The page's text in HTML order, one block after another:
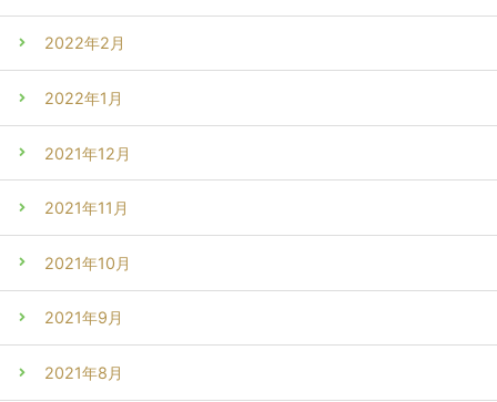
2022年2月
2022年1月
2021年12月
2021年11月
2021年10月
2021年9月
2021年8月